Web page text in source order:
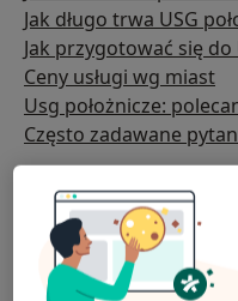
Jak długo trwa USG
Jak przygotować się do
Ceny usługi wg miast
Usg położnicze:
Często zadawane
Do czego